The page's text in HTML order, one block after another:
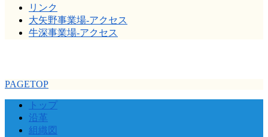
リンク
大矢野事業場-アクセス
牛深事業場-アクセス
PAGETOP
トップ
沿革
組織図